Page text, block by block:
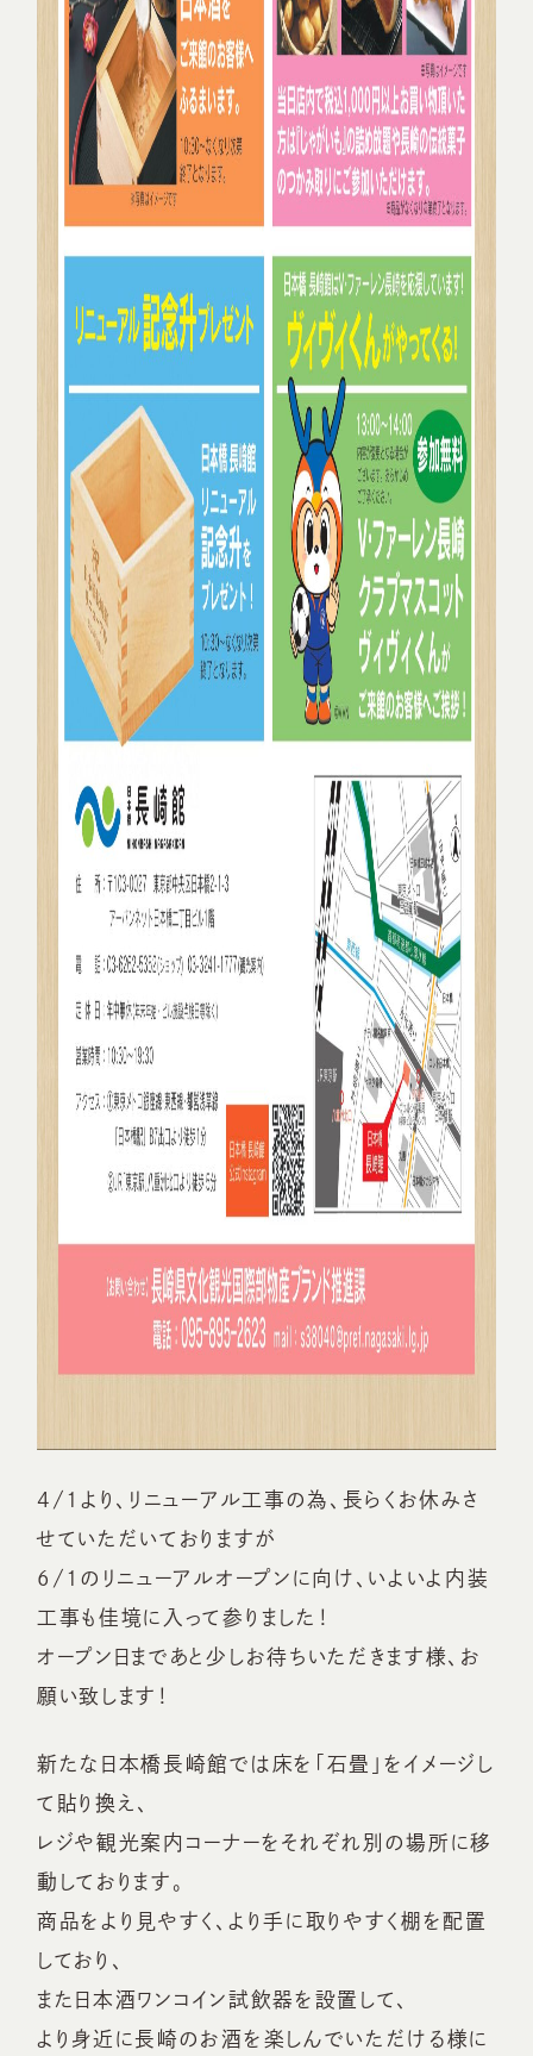
4/1より、リニューアル工事の為、長らくお休みさ
せていただいておりますが
6/1のリニューアルオープンに向け、いよいよ内装
工事も佳境に入って参りました！
オープン日まであと少しお待ちいただきます様、お
願い致します！
新たな日本橋長崎館では床を「石畳」をイメージし
て貼り換え、
レジや観光案内コーナーをそれぞれ別の場所に移
動しております。
商品をより見やすく、より手に取りやすく棚を配置
しており、
また日本酒ワンコイン試飲器を設置して、
より身近に長崎のお酒を楽しんでいただける様に